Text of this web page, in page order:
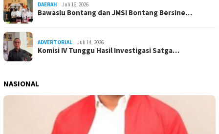
DAERAH Juli 16, 2026
Bawaslu Bontang dan JMSI Bontang Bersine…
ADVERTORIAL Juli 14, 2026
Komisi IV Tunggu Hasil Investigasi Satga…
NASIONAL